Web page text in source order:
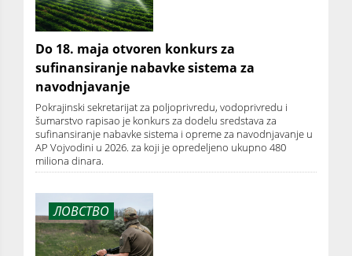
Do 18. maja otvoren konkurs za
sufinansiranje nabavke sistema za
navodnjavanje
Pokrajinski sekretarijat za poljoprivredu, vodoprivredu i
šumarstvo rapisao je konkurs za dodelu sredstava za
sufinansiranje nabavke sistema i opreme za navodnjavanje u
AP Vojvodini u 2026. za koji je opredeljeno ukupno 480
miliona dinara.
ЛОВСТВО